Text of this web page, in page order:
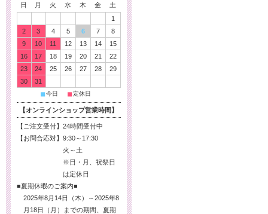
日 月 火 水 木 金
土
1
2
3 4 5 6 7
8
9
10 11 12 13 14
15
16
17 18 19 20 21
22
23
24 25 26 27 28
29
30
31
■今日 ■定休日
【オンラインショップ営業時間】
【ご注文受付】 24時間受付中
【お問合応対】 9:30～17:30
火～土
※日・月、祝祭日
は定休日
■夏期休暇のご案内■
2025年8月14日（木）～2025年8
月18日（月）までの期間、夏期